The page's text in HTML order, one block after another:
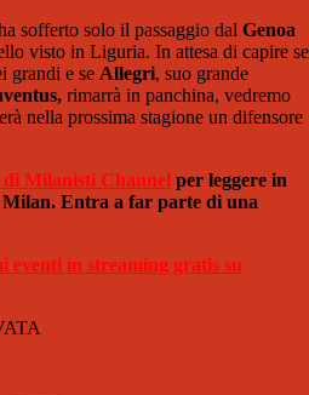
sofferto solo il passaggio dal Genoa
visto in Liguria. In attesa di capire se
grandi e se Allegri, suo grande
rimarrà in panchina, vedremo
nella prossima stagione un difensore
Milanisti Channel per leggere in
Entra a far parte di una
eventi in streaming gratis su